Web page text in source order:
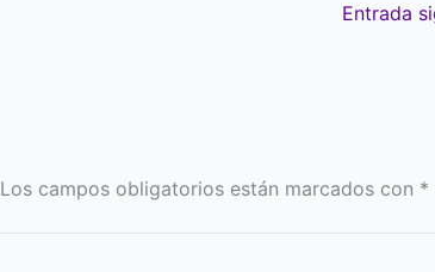
Entrada
Los campos obligatorios están marcados con *